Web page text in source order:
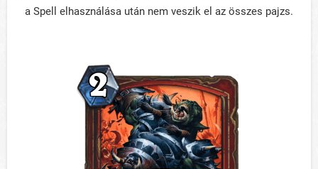
a Spell elhasználása után nem veszik el az összes pajzs.